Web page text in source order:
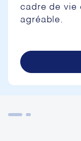
cadre de vie
agréable.